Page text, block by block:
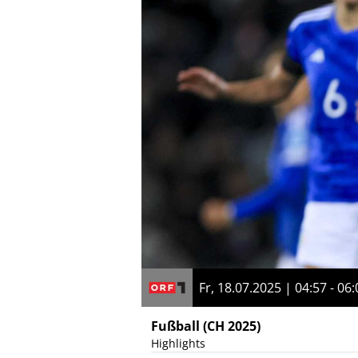
Fr, 18.07.2025 | 04:57 -
Fußball (CH 2025)
Highlights